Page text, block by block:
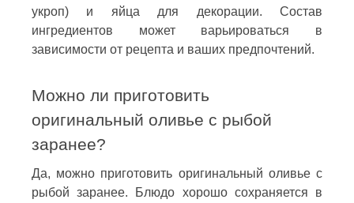
укроп) и яйца для декорации. Состав
ингредиентов может варьироваться в
зависимости от рецепта и ваших предпочтений.
Можно ли приготовить
оригинальный оливье с рыбой
заранее?
Да, можно приготовить оригинальный оливье с
рыбой заранее. Блюдо хорошо сохраняется в